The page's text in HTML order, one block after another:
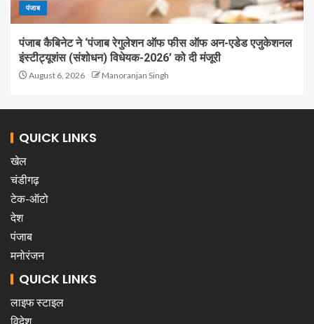
पंजाब
पंजाब कैबिनेट ने ‘पंजाब रेगुलेशन ऑफ फीस ऑफ अन-एडेड एजुकेशनल
इंस्टीट्यूशंस (संशोधन) विधेयक-2026’ को दी मंजूरी
August 6, 2026 Manoranjan Singh
QUICK LINKS
खेल
चंडीगढ़
टेक-ऑटो
देश
पंजाब
मनोरंजन
QUICK LINKS
लाइफ स्टाइल
विदेश